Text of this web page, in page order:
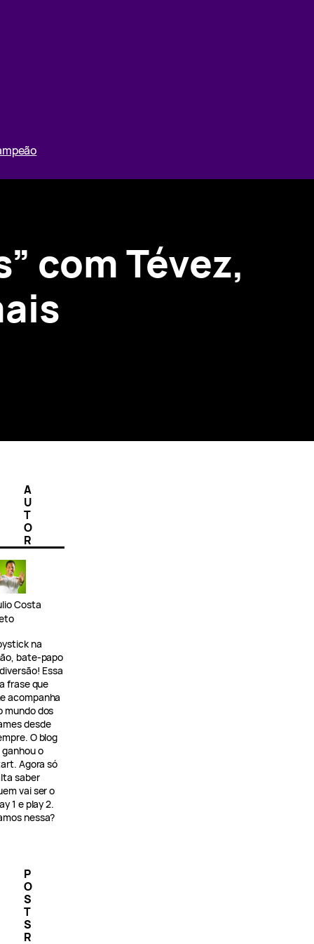
com Tévez,
A
U
T
O
R
Costa
na
bate-papo
Essa
frase que
acompanha
mundo dos
desde
O blog
ganhou o
Agora só
saber
vai ser o
1 e play 2.
nessa?
P
O
S
T
S
R